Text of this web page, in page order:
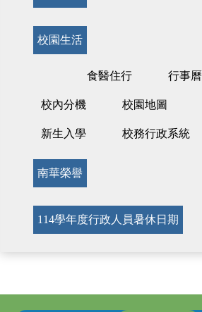
校園生活
食醫住行 行事曆
校內分機 校園地圖
新生入學 校務行政系統
南華榮譽
114學年度行政人員暑休日期